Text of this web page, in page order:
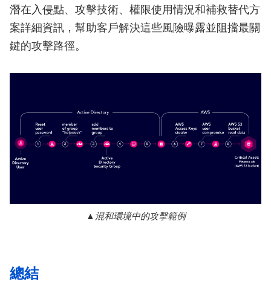
潛在入侵點、攻擊技術、權限使用情況和補救替代方
案詳細資訊，幫助客戶解決這些風險曝露並阻擋最關
鍵的攻擊路徑。
混和環境中的攻擊範例
總結